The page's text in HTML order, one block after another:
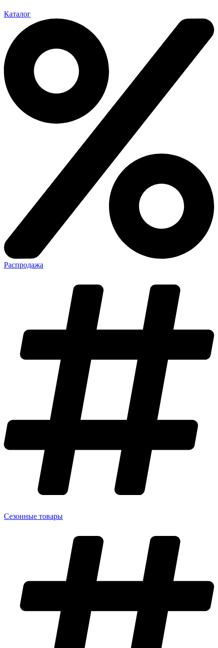
Каталог
Распродажа
Сезонные товары